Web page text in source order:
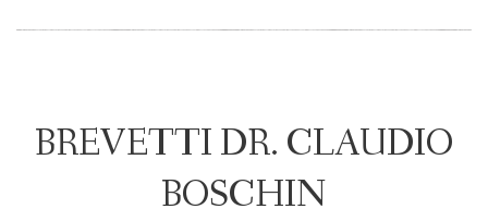
BREVETTI DR. CLAUDIO
BOSCHIN